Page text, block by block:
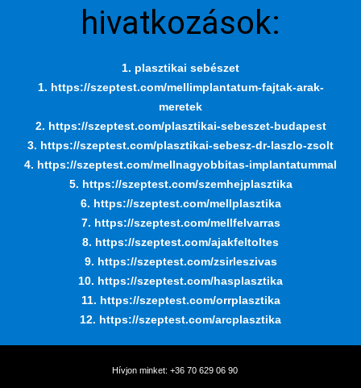
hivatkozások:
1. plasztikai sebészet
1. https://szeptest.com/mellimplantatum-fajtak-arak-
meretek
2. https://szeptest.com/plasztikai-sebeszet-budapest
3. https://szeptest.com/plasztikai-sebesz-dr-laszlo-zsolt
4. https://szeptest.com/mellnagyobbitas-implantatummal
5. https://szeptest.com/szemhejplasztika
6. https://szeptest.com/mellplasztika
7. https://szeptest.com/mellfelvarras
8. https://szeptest.com/ajakfeltoltes
9. https://szeptest.com/zsirleszivas
10. https://szeptest.com/hasplasztika
11. https://szeptest.com/orrplasztika
12. https://szeptest.com/arcplasztika
Hívjon minket: +36 70 629 06 90